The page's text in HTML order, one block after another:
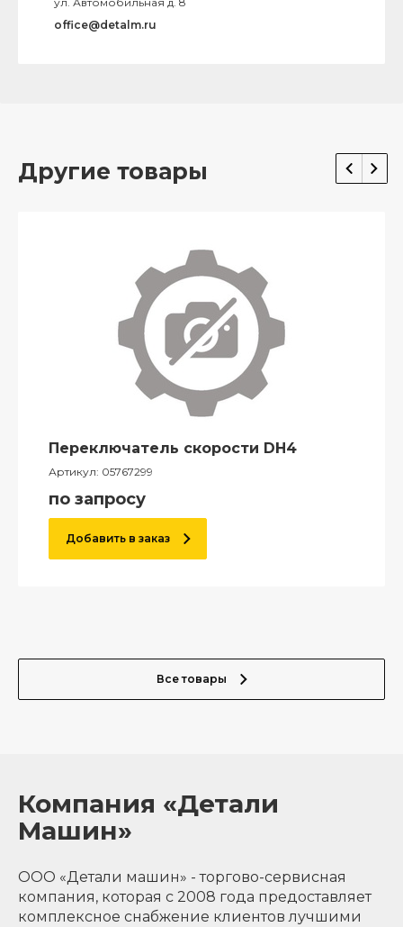
office@detalm.ru
Другие товары
Переключатель скорости DH4
Артикул: 05767299
по запросу
Добавить в заказ
Все товары
Компания «Детали
Машин»
ООО «Детали машин» - торгово-сервисная
компания, которая с 2008 года предоставляет
комплексное снабжение клиентов лучшими